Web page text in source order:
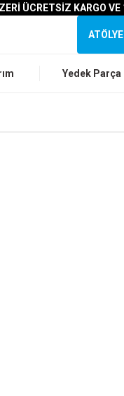
ÜCRETSİZ KARGO VE
ATÖLYE
Yedek Parça